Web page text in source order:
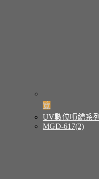
覽
UV數位噴繪系列
MGD-617(2)